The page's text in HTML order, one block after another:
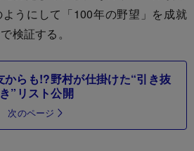
うにして「100年の野望」を成就
検証する。
らも!?野村が仕掛けた“引き抜
き”リスト公開
次のページ